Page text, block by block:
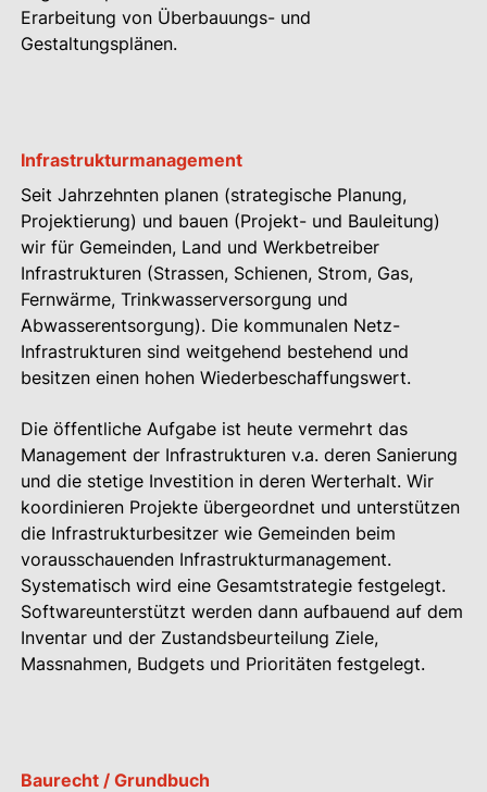
Erarbeitung von Überbauungs- und
Gestaltungsplänen.
Infrastrukturmanagement
Seit Jahrzehnten planen (strategische Planung,
Projektierung) und bauen (Projekt- und Bauleitung)
wir für Gemeinden, Land und Werkbetreiber
Infrastrukturen (Strassen, Schienen, Strom, Gas,
Fernwärme, Trinkwasserversorgung und
Abwasserentsorgung). Die kommunalen Netz-
Infrastrukturen sind weitgehend bestehend und
besitzen einen hohen Wiederbeschaffungswert.
Die öffentliche Aufgabe ist heute vermehrt das
Management der Infrastrukturen v.a. deren Sanierung
und die stetige Investition in deren Werterhalt. Wir
koordinieren Projekte übergeordnet und unterstützen
die Infrastrukturbesitzer wie Gemeinden beim
vorausschauenden Infrastrukturmanagement.
Systematisch wird eine Gesamtstrategie festgelegt.
Softwareunterstützt werden dann aufbauend auf dem
Inventar und der Zustandsbeurteilung Ziele,
Massnahmen, Budgets und Prioritäten festgelegt.
Baurecht / Grundbuch